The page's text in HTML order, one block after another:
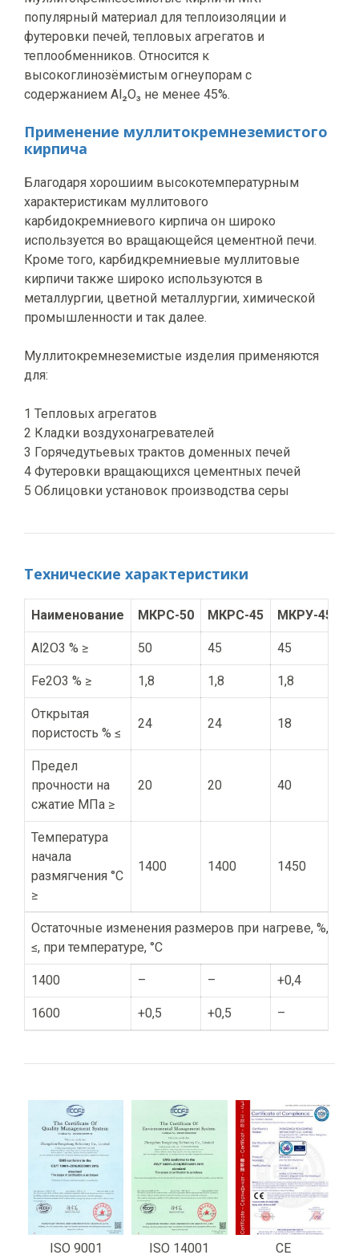
популярный материал для теплоизоляции и
футеровки печей, тепловых агрегатов и
теплообменников. Относится к
высокоглинозёмистым огнеупорам с
содержанием Al₂O₃ не менее 45%.
Применение муллитокремнеземистого
кирпича
Благодаря хорошиим высокотемпературным
характеристикам муллитового
карбидокремниевого кирпича он широко
используется во вращающейся цементной печи.
Кроме того, карбидкремниевые муллитовые
кирпичи также широко используются в
металлургии, цветной металлургии, химической
промышленности и так далее.
Муллитокремнеземистые изделия применяются
для:
1 Тепловых агрегатов
2 Кладки воздухонагревателей
3 Горячедутьевых трактов доменных печей
4 Футеровки вращающихся цементных печей
5 Облицовки установок производства серы
Технические характеристики
Наименование МКРС-50 МКРС-45 МКРУ-45
Al2O3 % ≥ 50 45 45
Fe2O3 % ≥ 1,8 1,8 1,8
Открытая
пористость % ≤
24 24 18
Предел
прочности на
сжатие МПа ≥
20 20 40
Температура
начала
размягчения °С
≥
1400 1400 1450
Остаточные изменения размеров при нагреве, %,
≤, при темпера­туре, °С
1400 – – +0,4
1600 +0,5 +0,5 –
ISO 9001 ISO 14001 CE